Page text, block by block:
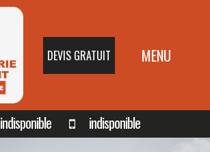
DEVIS GRATUIT MENU
indisponible indisponible